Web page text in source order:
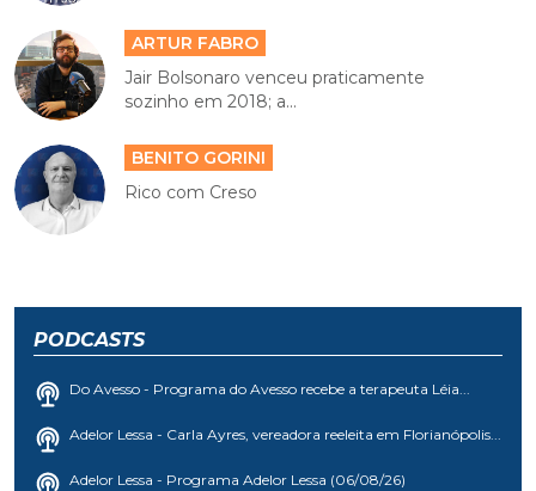
ARTUR FABRO
Jair Bolsonaro venceu praticamente
sozinho em 2018; a...
BENITO GORINI
Rico com Creso
PODCASTS
Do Avesso - Programa do Avesso recebe a terapeuta Léia...
Adelor Lessa - Carla Ayres, vereadora reeleita em Florianópolis...
Adelor Lessa - Programa Adelor Lessa (06/08/26)